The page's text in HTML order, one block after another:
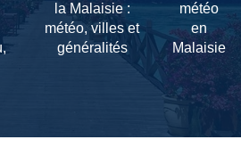
la Malaisie :
météo, villes et
généralités
météo
en
Malaisie